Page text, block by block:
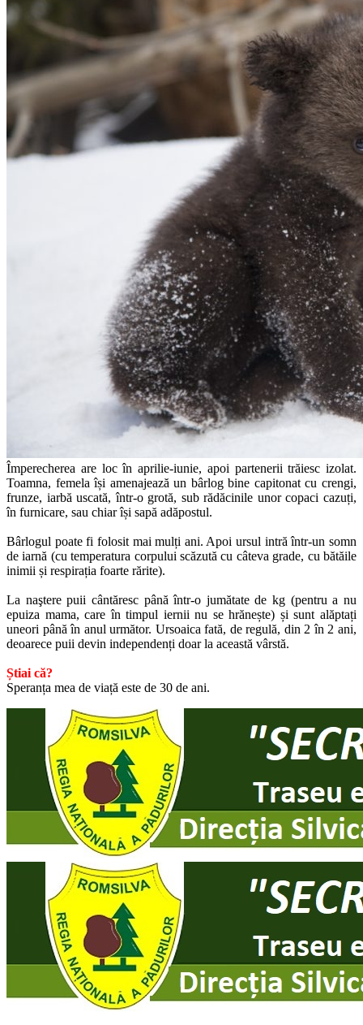
Împerecherea are loc în aprilie-iunie, apoi partenerii trăiesc izolat.
Toamna, femela își amenajează un bârlog bine capitonat cu crengi,
frunze, iarbă uscată, într-o grotă, sub rădăcinile unor copaci cazuți,
în furnicare, sau chiar își sapă adăpostul.
Bârlogul poate fi folosit mai mulți ani. Apoi ursul intră într-un somn
de iarnă (cu temperatura corpului scăzută cu câteva grade, cu bătăile
inimii și respirația foarte rărite).
La naştere puii cântăresc până într-o jumătate de kg (pentru a nu
epuiza mama, care în timpul iernii nu se hrănește) și sunt alăptați
uneori până în anul următor. Ursoaica fată, de regulă, din 2 în 2 ani,
deoarece puii devin independenți doar la această vârstă.
Știai că?
Speranța mea de viață este de 30 de ani.